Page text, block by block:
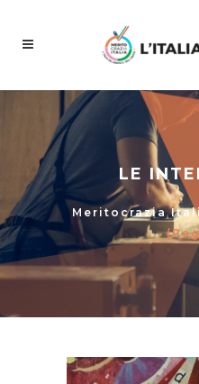
LE
Meritocrazia